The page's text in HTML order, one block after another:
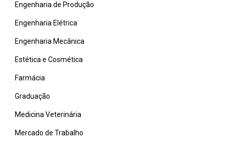
Engenharia de Produção
Engenharia Elétrica
Engenharia Mecânica
Estética e Cosmética
Farmácia
Graduação
Medicina Veterinária
Mercado de Trabalho